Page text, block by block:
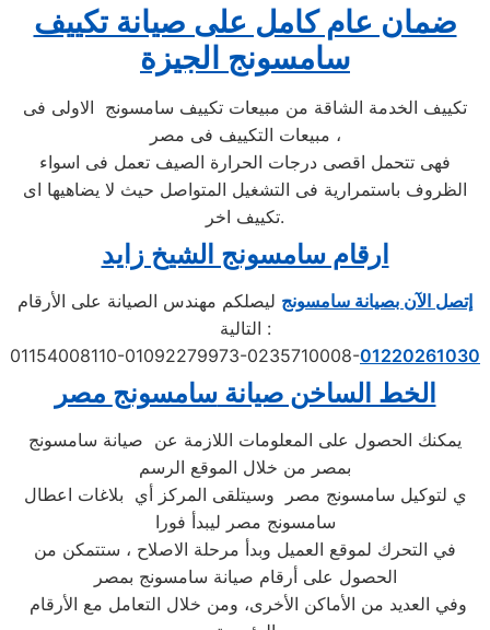
ضمان عام كامل على صيانة تكييف
سامسونج الجيزة
تكييف الخدمة الشاقة من مبيعات تكييف سامسونج الاولى فى
مبيعات التكييف فى مصر ،
فهى تتحمل اقصى درجات الحرارة الصيف تعمل فى اسواء
الظروف باستمرارية فى التشغيل المتواصل حيث لا يضاهيها اى
تكييف اخر.
ارقام سامسونج الشيخ زايد
إتصل الآن بصيانة سامسونج ليصلكم مهندس الصيانة على الأرقام
التالية :
01154008110-01092279973-0235710008-01220261030
الخط الساخن صيانةسامسونج مصر
يمكنك الحصول على المعلومات اللازمة عن صيانة سامسونج
بمصر من خلال الموقع الرسم
ي لتوكيل سامسونج مصر وسيتلقى المركز أي بلاغات اعطال
سامسونج مصر ليبدأ فورا
في التحرك لموقع العميل وبدأ مرحلة الاصلاح ، ستتمكن من
الحصول على أرقام صيانة سامسونج بمصر